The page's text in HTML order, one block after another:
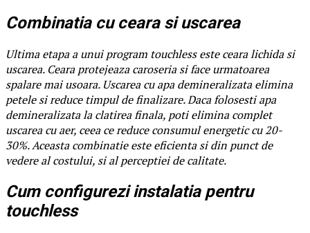
Combinatia cu ceara si uscarea
Ultima etapa a unui program touchless este ceara lichida si
uscarea. Ceara protejeaza caroseria si face urmatoarea
spalare mai usoara. Uscarea cu apa demineralizata elimina
petele si reduce timpul de finalizare. Daca folosesti apa
demineralizata la clatirea finala, poti elimina complet
uscarea cu aer, ceea ce reduce consumul energetic cu 20-
30%. Aceasta combinatie este eficienta si din punct de
vedere al costului, si al perceptiei de calitate.
Cum configurezi instalatia pentru
touchless